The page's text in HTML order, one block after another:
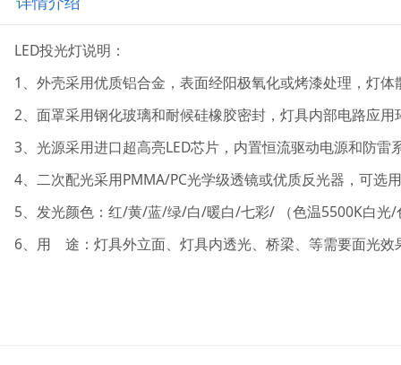
LED投光灯说明：
1、外壳采用优质铝合金，表面经阳极氧化或烤漆处理，灯
2、面罩采用钢化玻璃和耐候硅橡胶密封，灯具内部电路应
3、光源采用进口超高亮LED芯片，内置恒流驱动电源和防雷
4、二次配光采用PMMA/PC光学级透镜或优质反光器，可选
5、发光颜色：红/黄/蓝/绿/白/暖白/七彩/ （色温5500K白光
6、用 途：灯具外立面、灯具内透光、桥梁、等需要面光效